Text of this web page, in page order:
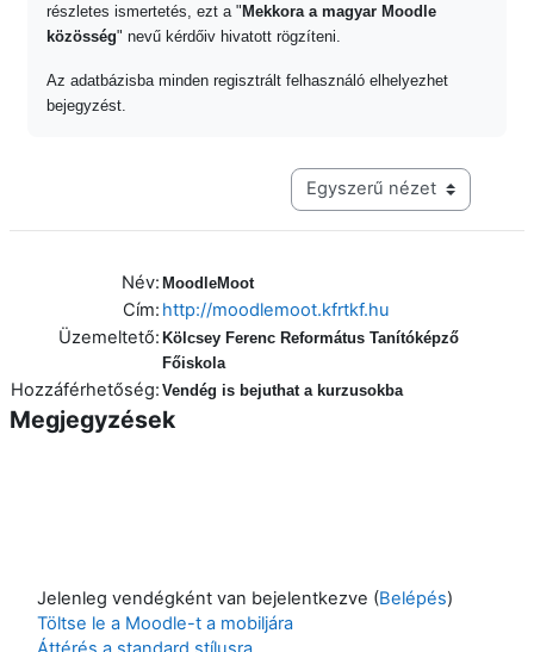
részletes ismertetés, ezt a "Mekkora a magyar Moodle
közösség" nevű kérdőiv hivatott rögzíteni.
Az adatbázisba minden regisztrált felhasználó elhelyezhet
bejegyzést.
Harmadik szintű navigáció
Név: MoodleMoot
Cím: http://moodlemoot.kfrtkf.hu
Üzemeltető: Kölcsey Ferenc Református Tanítóképző
Főiskola
Hozzáférhetőség: Vendég is bejuthat a kurzusokba
Megjegyzések
Jelenleg vendégként van bejelentkezve (Belépés)
Töltse le a Moodle-t a mobiljára